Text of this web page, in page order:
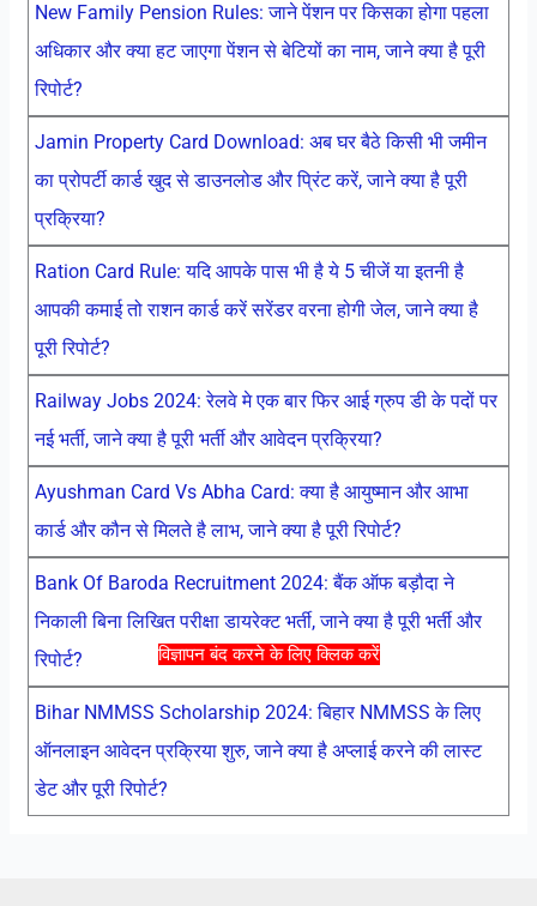
विज्ञापन बंद करने के लिए क्लिक करें
New Family Pension Rules: जाने पेंशन पर किसका होगा पहला
अधिकार और क्या हट जाएगा पेंशन से बेटियों का नाम, जाने क्या है पूरी
रिपोर्ट?
Jamin Property Card Download: अब घर बैठे किसी भी जमीन
का प्रोपर्टी कार्ड खुद से डाउनलोड और प्रिंट करें, जाने क्या है पूरी
प्रक्रिया?
Ration Card Rule: यदि आपके पास भी है ये 5 चीजें या इतनी है
आपकी कमाई तो राशन कार्ड करें सरेंडर वरना होगी जेल, जाने क्या है
पूरी रिपोर्ट?
Railway Jobs 2024: रेलवे मे एक बार फिर आई ग्रुप डी के पदों पर
नई भर्ती, जाने क्या है पूरी भर्ती और आवेदन प्रक्रिया?
Ayushman Card Vs Abha Card: क्या है आयुष्मान और आभा
कार्ड और कौन से मिलते है लाभ, जाने क्या है पूरी रिपोर्ट?
Bank Of Baroda Recruitment 2024: बैंक ऑफ बड़ौदा ने
निकाली बिना लिखित परीक्षा डायरेक्ट भर्ती, जाने क्या है पूरी भर्ती और
रिपोर्ट?
Bihar NMMSS Scholarship 2024: बिहार NMMSS के लिए
ऑनलाइन आवेदन प्रक्रिया शुरु, जाने क्या है अप्लाई करने की लास्ट
डेट और पूरी रिपोर्ट?